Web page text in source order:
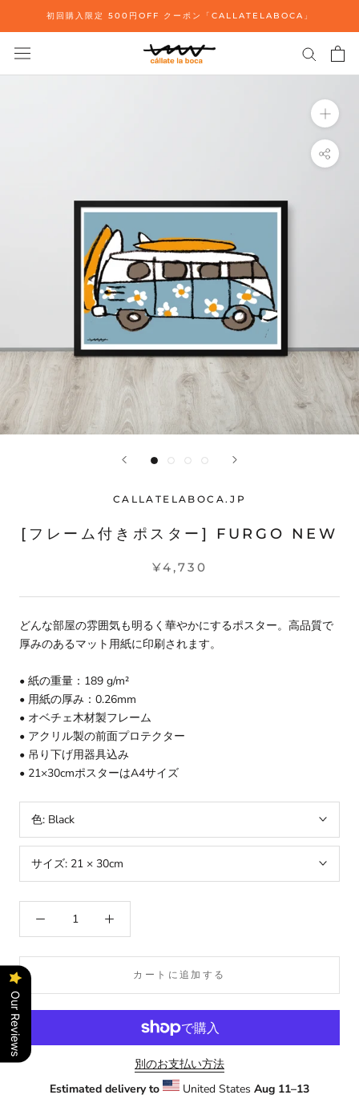
初回購入限定 500円OFF クーポン「CALLATELABOCA」
CALLATELABOCA.JP
[フレーム付きポスター] FURGO NEW
¥4,730
どんな部屋の雰囲気も明るく華やかにするポスター。高品質で
厚みのあるマット用紙に印刷されます。
• 紙の重量：189 g/m²
• 用紙の厚み：0.26mm
• オベチェ木材製フレーム
• アクリル製の前面プロテクター
• 吊り下げ用器具込み
• 21×30cmポスターはA4サイズ
色: Black
サイズ: 21 × 30cm
カートに追加する
別のお支払い方法
Estimated delivery to
United States Aug 11⁠–13
Our Reviews